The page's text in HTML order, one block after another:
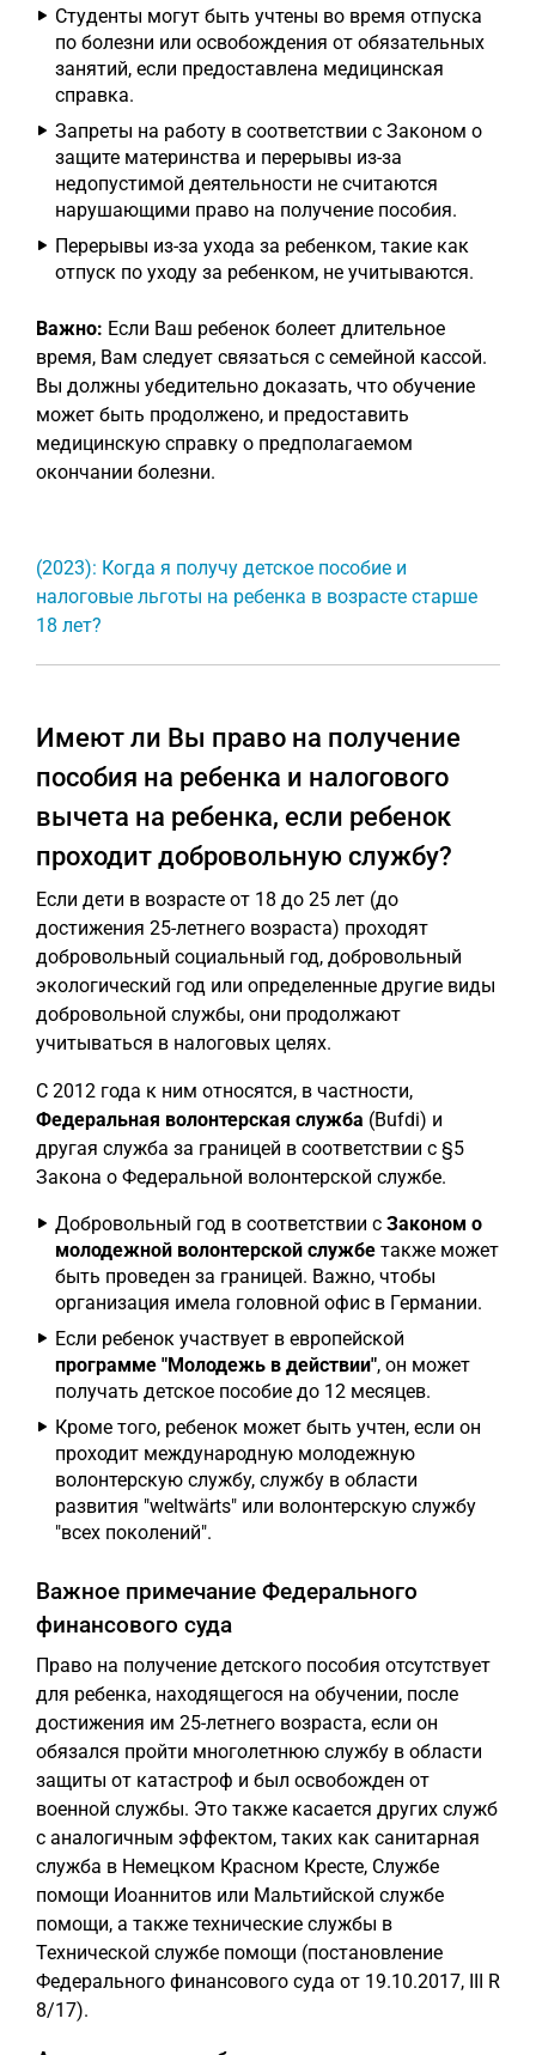
Студенты могут быть учтены во время отпуска
по болезни или освобождения от обязательных
занятий, если предоставлена медицинская
справка.
Запреты на работу в соответствии с Законом о
защите материнства и перерывы из-за
недопустимой деятельности не считаются
нарушающими право на получение пособия.
Перерывы из-за ухода за ребенком, такие как
отпуск по уходу за ребенком, не учитываются.
Важно: Если Ваш ребенок болеет длительное
время, Вам следует связаться с семейной кассой.
Вы должны убедительно доказать, что обучение
может быть продолжено, и предоставить
медицинскую справку о предполагаемом
окончании болезни.
(2023): Когда я получу детское пособие и
налоговые льготы на ребенка в возрасте старше
18 лет?
Имеют ли Вы право на получение
пособия на ребенка и налогового
вычета на ребенка, если ребенок
проходит добровольную службу?
Если дети в возрасте от 18 до 25 лет (до
достижения 25-летнего возраста) проходят
добровольный социальный год, добровольный
экологический год или определенные другие виды
добровольной службы, они продолжают
учитываться в налоговых целях.
С 2012 года к ним относятся, в частности,
Федеральная волонтерская служба (Bufdi) и
другая служба за границей в соответствии с §5
Закона о Федеральной волонтерской службе.
Добровольный год в соответствии с Законом о
молодежной волонтерской службе также может
быть проведен за границей. Важно, чтобы
организация имела головной офис в Германии.
Если ребенок участвует в европейской
программе "Молодежь в действии", он может
получать детское пособие до 12 месяцев.
Кроме того, ребенок может быть учтен, если он
проходит международную молодежную
волонтерскую службу, службу в области
развития "weltwärts" или волонтерскую службу
"всех поколений".
Важное примечание Федерального
финансового суда
Право на получение детского пособия отсутствует
для ребенка, находящегося на обучении, после
достижения им 25-летнего возраста, если он
обязался пройти многолетнюю службу в области
защиты от катастроф и был освобожден от
военной службы. Это также касается других служб
с аналогичным эффектом, таких как санитарная
служба в Немецком Красном Кресте, Службе
помощи Иоаннитов или Мальтийской службе
помощи, а также технические службы в
Технической службе помощи (постановление
Федерального финансового суда от 19.10.2017, III R
8/17).